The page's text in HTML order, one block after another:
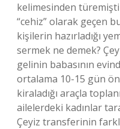
kelimesinden
“cehiz” olarak geçen
kişilerin hazırladığı
sermek ne demek?
gelinin babasının
ortalama 10-15 gün
kiraladığı araçla
ailelerdeki kadınlar
Çeyiz transferinin